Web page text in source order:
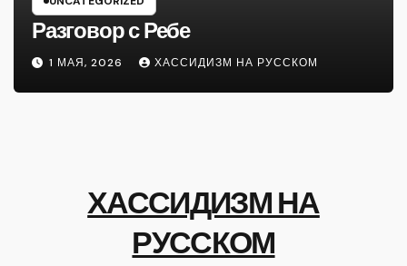
Разговор с Ребе
1 МАЯ, 2026 ХАССИДИЗМ НА РУССКОМ
ХАССИДИЗМ НА
РУССКОМ